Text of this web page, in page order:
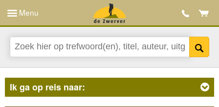
Menu
Ik ga op reis naar: